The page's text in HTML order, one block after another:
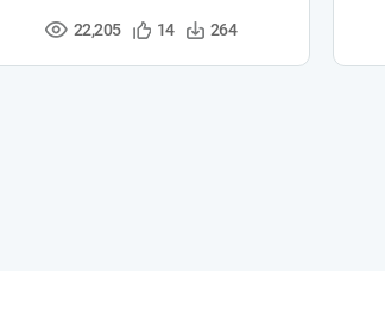
조
수
22,205
관
등
14
다
수
264